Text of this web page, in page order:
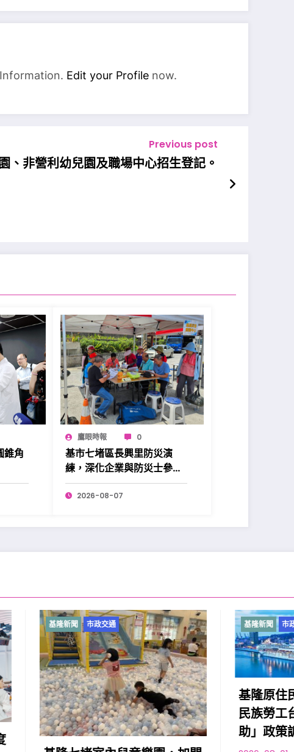
Edit your Profile now.
Previous post
非營利幼兒園及職場中心招生登記。
錐角
鷹眼時報 0
基市七堵區長興里防災演
練，深化企業與防災士參與
更添韌性。
2026-08-07
基隆新聞 市政交通
基隆原住民向市府提出「原住
民族勞工台灣職安卡訓練補
助」政策訴求